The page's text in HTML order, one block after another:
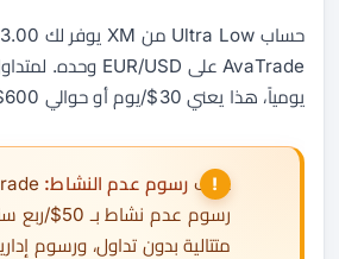
يومياً، هذا يعني 30$/يوم أو حوالي 600$/شهر في التوفير.
⚠ف رسوم عدم النشاط: